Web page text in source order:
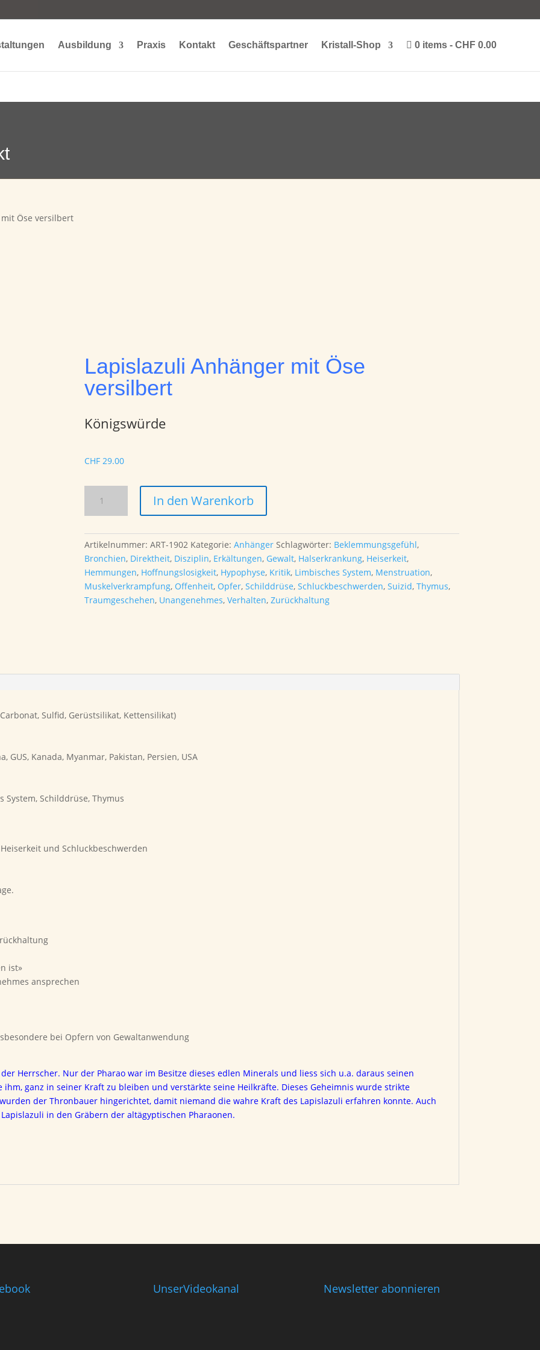
Ausbildung Praxis Kontakt Geschäftspartner Kristall-Shop 0 items CHF 0.00
Öse versilbert
Lapislazuli Anhänger mit Öse
versilbert
Königswürde
CHF 29.00
Anhänger
mit
Öse
versilbert
Menge
In den Warenkorb
Artikelnummer:ART-1902 Kategorie:Anhänger Schlagwörter: Beklemmungsgefühl,
Bronchien, Direktheit, Disziplin, Erkältungen, Gewalt, Halserkrankung, Heiserkeit,
Hemmungen, Hoffnungslosigkeit, Hypophyse, Kritik, Limbisches System, Menstruation,
Muskelverkrampfung, Offenheit, Opfer,Schilddrüse,Schluckbeschwerden,Suizid,Thymus,
Traumgeschehen, Unangenehmes,Verhalten,Zurückhaltung
Sulfid, Gerüstsilikat, Kettensilikat)
GUS, Kanada, Myanmar, Pakistan, Persien, USA
System, Schilddrüse, Thymus
und Schluckbeschwerden
ist»
ansprechen
bei Opfern von Gewaltanwendung
Herrscher. Nur der Pharao war im Besitze dieses edlen Minerals und liess sich u.a. daraus seinen
ganz in seiner Kraft zu bleiben und verstärkte seine Heilkräfte. Dieses Geheimnis wurde strikte
der Thronbauer hingerichtet, damit niemand die wahre Kraft des Lapislazuli erfahren konnte. Auch
Lapislazuli in den Gräbern der altägyptischen Pharaonen.
UnserVideokanal Newsletter abonnieren